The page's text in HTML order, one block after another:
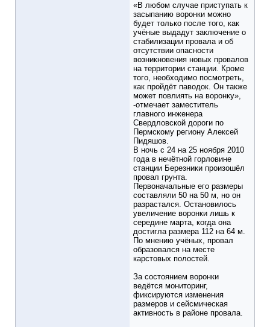
«В любом случае приступать к
засыпанию воронки можно
будет только после того, как
учёные выдадут заключение о
стабилизации провала и об
отсутствии опасности
возникновения новых провалов
на территории станции. Кроме
того, необходимо посмотреть,
как пройдёт паводок. Он также
может повлиять на воронку»,
-отмечает заместитель
главного инженера
Свердловской дороги по
Пермскому региону Алексей
Пидяшов.
В ночь с 24 на 25 ноября 2010
года в нечётной горловине
станции Березники произошёл
провал грунта.
Первоначальные его размеры
составляли 50 на 50 м, но он
разрастался. Остановилось
увеличение воронки лишь к
середине марта, когда она
достигла размера 112 на 64 м.
По мнению учёных, провал
образовался на месте
карстовых полостей.
За состоянием воронки
ведётся мониторинг,
фиксируются изменения
размеров и сейсмическая
активность в районе провала.